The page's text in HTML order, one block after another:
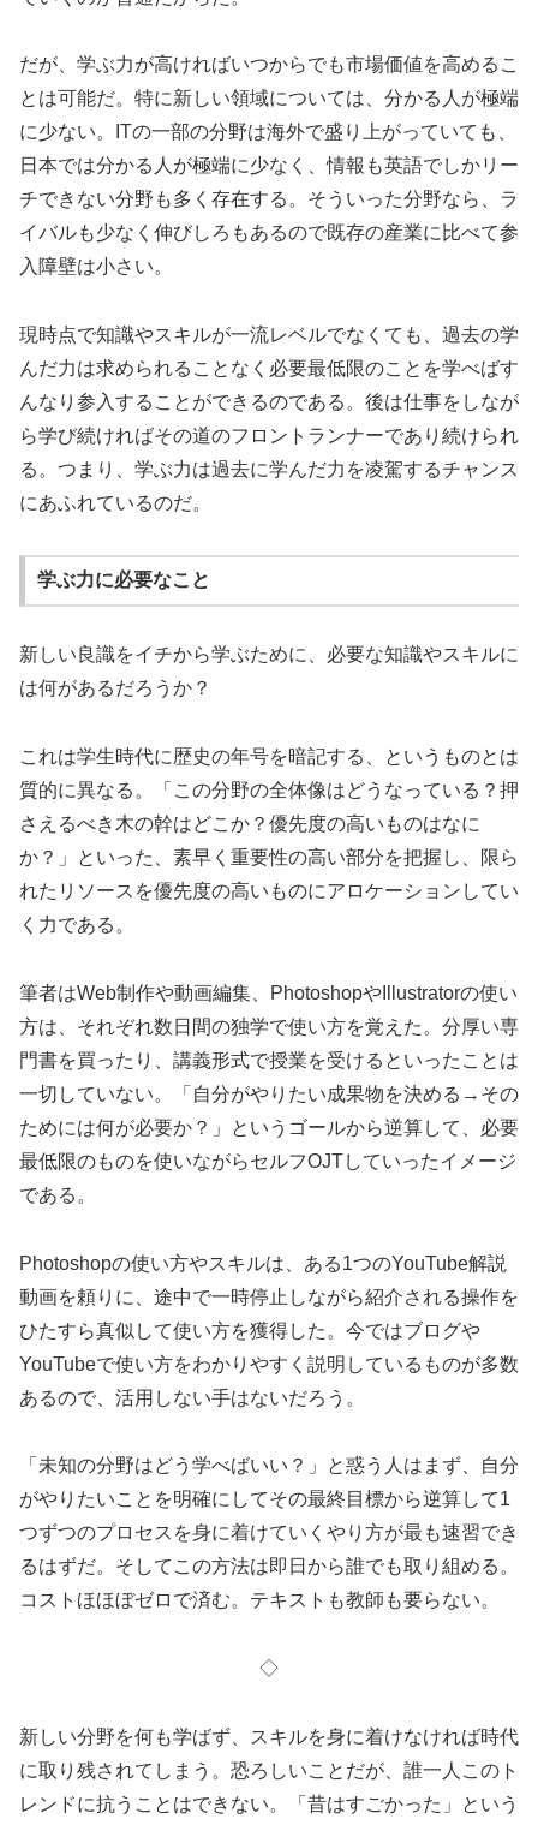
だが、学ぶ力が高ければいつからでも市場価値を高めるこ
とは可能だ。特に新しい領域については、分かる人が極端
に少ない。ITの一部の分野は海外で盛り上がっていても、
日本では分かる人が極端に少なく、情報も英語でしかリー
チできない分野も多く存在する。そういった分野なら、ラ
イバルも少なく伸びしろもあるので既存の産業に比べて参
入障壁は小さい。
現時点で知識やスキルが一流レベルでなくても、過去の学
んだ力は求められることなく必要最低限のことを学べばす
んなり参入することができるのである。後は仕事をしなが
ら学び続ければその道のフロントランナーであり続けられ
る。つまり、学ぶ力は過去に学んだ力を凌駕するチャンス
にあふれているのだ。
学ぶ力に必要なこと
新しい良識をイチから学ぶために、必要な知識やスキルに
は何があるだろうか？
これは学生時代に歴史の年号を暗記する、というものとは
質的に異なる。「この分野の全体像はどうなっている？押
さえるべき木の幹はどこか？優先度の高いものはなに
か？」といった、素早く重要性の高い部分を把握し、限ら
れたリソースを優先度の高いものにアロケーションしてい
く力である。
筆者はWeb制作や動画編集、PhotoshopやIllustratorの使い
方は、それぞれ数日間の独学で使い方を覚えた。分厚い専
門書を買ったり、講義形式で授業を受けるといったことは
一切していない。「自分がやりたい成果物を決める→その
ためには何が必要か？」というゴールから逆算して、必要
最低限のものを使いながらセルフOJTしていったイメージ
である。
Photoshopの使い方やスキルは、ある1つのYouTube解説
動画を頼りに、途中で一時停止しながら紹介される操作を
ひたすら真似して使い方を獲得した。今ではブログや
YouTubeで使い方をわかりやすく説明しているものが多数
あるので、活用しない手はないだろう。
「未知の分野はどう学べばいい？」と惑う人はまず、自分
がやりたいことを明確にしてその最終目標から逆算して1
つずつのプロセスを身に着けていくやり方が最も速習でき
るはずだ。そしてこの方法は即日から誰でも取り組める。
コストほほぼゼロで済む。テキストも教師も要らない。
◇
新しい分野を何も学ばず、スキルを身に着けなければ時代
に取り残されてしまう。恐ろしいことだが、誰一人このト
レンドに抗うことはできない。「昔はすごかった」という